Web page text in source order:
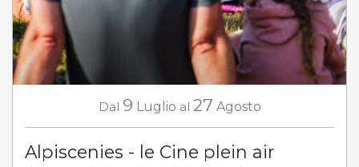
Dal 9 Luglio al 27 Agosto
Alpiscenies - le Cine plein air